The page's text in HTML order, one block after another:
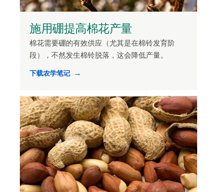
施用硼提高棉花产量
棉花需要硼的有效供应（尤其是在棉铃发育阶
段），不然发生棉铃脱落，这会降低产量。
下载农学笔记